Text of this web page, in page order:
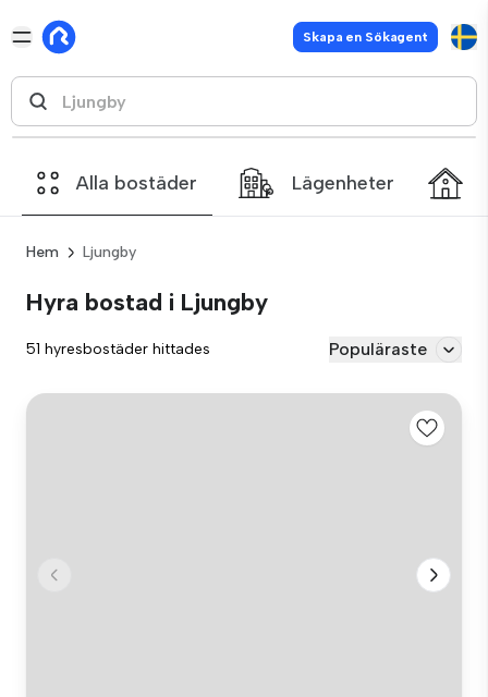
Skapa en Sökagent
Alla bostäder Lägenheter
Hem Ljungby
Hyra bostad i Ljungby
51 hyresbostäder hittades Populäraste